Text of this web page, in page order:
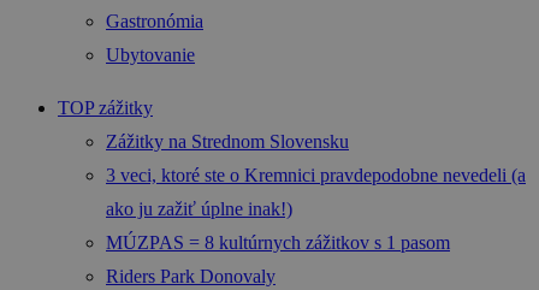
Gastronómia
Ubytovanie
TOP zážitky
Zážitky na Strednom Slovensku
3 veci, ktoré ste o Kremnici pravdepodobne nevedeli (a
ako ju zažiť úplne inak!)
MÚZPAS = 8 kultúrnych zážitkov s 1 pasom
Riders Park Donovaly